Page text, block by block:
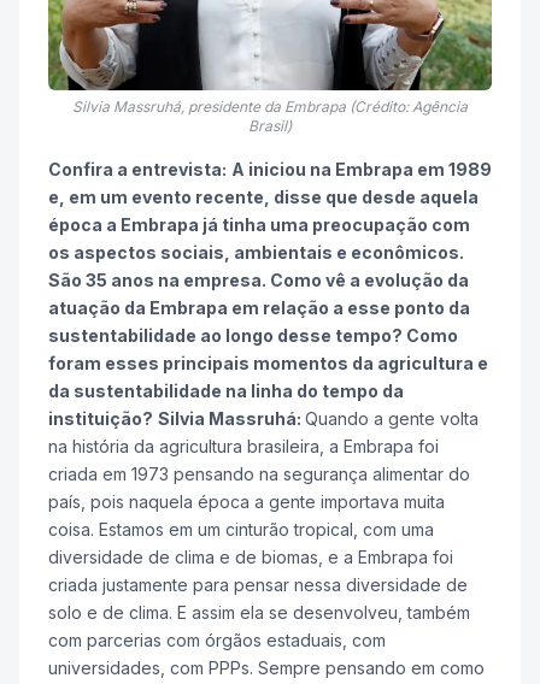
Silvia Massruhá, presidente da Embrapa (Crédito: Agência
Brasil)
Confira a entrevista: A iniciou na Embrapa em 1989
e, em um evento recente, disse que desde aquela
época a Embrapa já tinha uma preocupação com
os aspectos sociais, ambientais e econômicos.
São 35 anos na empresa. Como vê a evolução da
atuação da Embrapa em relação a esse ponto da
sustentabilidade ao longo desse tempo? Como
foram esses principais momentos da agricultura e
da sustentabilidade na linha do tempo da
instituição? Silvia Massruhá: Quando a gente volta
na história da agricultura brasileira, a Embrapa foi
criada em 1973 pensando na segurança alimentar do
país, pois naquela época a gente importava muita
coisa. Estamos em um cinturão tropical, com uma
diversidade de clima e de biomas, e a Embrapa foi
criada justamente para pensar nessa diversidade de
solo e de clima. E assim ela se desenvolveu, também
com parcerias com órgãos estaduais, com
universidades, com PPPs. Sempre pensando em como